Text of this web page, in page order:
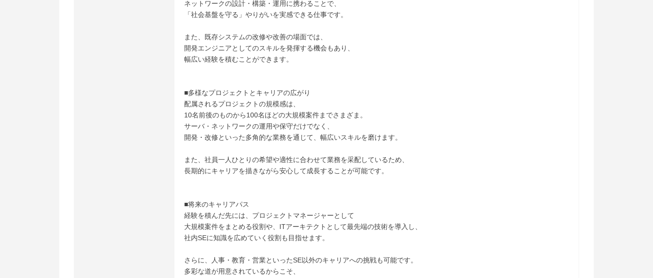
ネットワークの設計・構築・運用に携わることで、
「社会基盤を守る」やりがいを実感できる仕事です。
また、既存システムの改修や改善の場面では、
開発エンジニアとしてのスキルを発揮する機会もあり、
幅広い経験を積むことができます。
■多様なプロジェクトとキャリアの広がり
配属されるプロジェクトの規模感は、
10名前後のものから100名ほどの大規模案件までさまざま。
サーバ・ネットワークの運用や保守だけでなく、
開発・改修といった多角的な業務を通じて、幅広いスキルを磨けます。
また、社員一人ひとりの希望や適性に合わせて業務を采配しているため、
長期的にキャリアを描きながら安心して成長することが可能です。
■将来のキャリアパス
経験を積んだ先には、プロジェクトマネージャーとして
大規模案件をまとめる役割や、ITアーキテクトとして最先端の技術を導入し、
社内SEに知識を広めていく役割も目指せます。
さらに、人事・教育・営業といったSE以外のキャリアへの挑戦も可能です。
多彩な道が用意されているからこそ、